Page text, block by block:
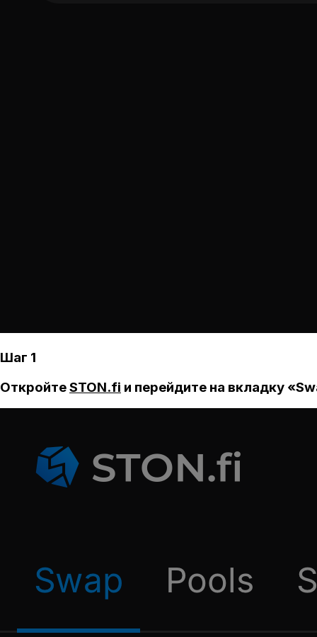
Шаг 1
ОткройтеSTON.fi и перейдите на вкладку